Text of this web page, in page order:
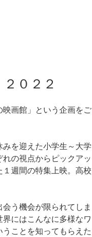
０２２
画館」という企画をご
を迎えた小学生～大学
の視点からピックアッ
週間の特集上映。高校
う機会が限られてしま
にはこんなに多様なワ
ことを知ってもらえた